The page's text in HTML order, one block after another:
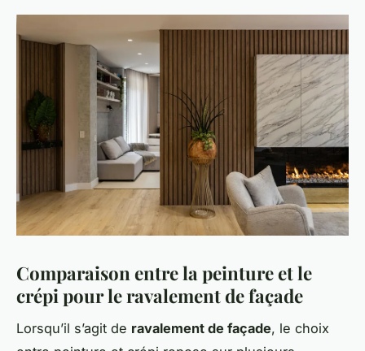
Comparaison entre la peinture et le
crépi pour le ravalement de façade
Lorsqu’il s’agit de ravalement de façade, le choix